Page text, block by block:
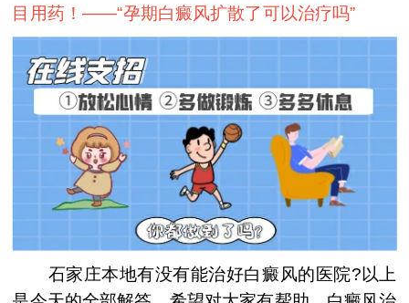
目用药！——“孕期白癜风扩散了可以治疗吗”
石家庄本地有没有能治好白癜风的医院?以上